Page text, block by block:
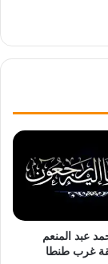
عبد المنعم
غرب طنطا